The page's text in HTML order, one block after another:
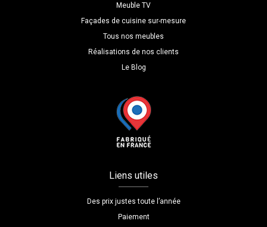
Meuble TV
Façades de cuisine sur-mesure
Tous nos meubles
Réalisations de nos clients
Le Blog
Liens utiles
Des prix justes toute l’année
Paiement